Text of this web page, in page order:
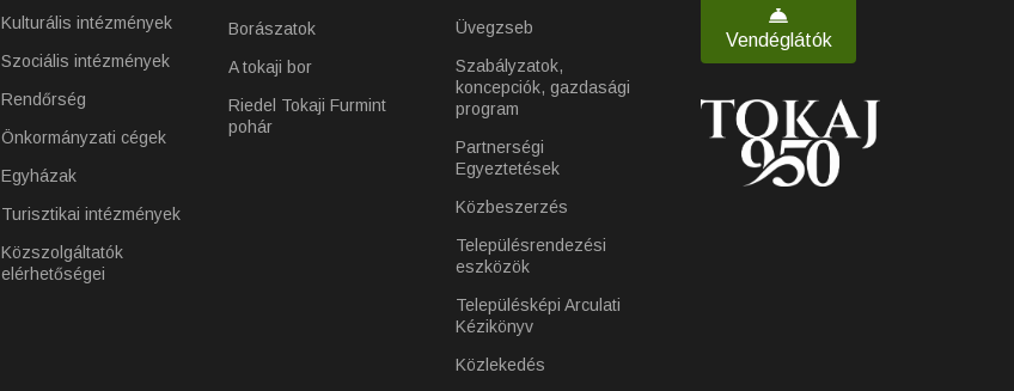
Kulturális intézmények
Szociális intézmények
Rendőrség
Önkormányzati cégek
Egyházak
Turisztikai intézmények
Közszolgáltatók
elérhetőségei
Borászatok
A tokaji bor
Riedel Tokaji Furmint
pohár
Üvegzseb
Szabályzatok,
koncepciók, gazdasági
program
Partnerségi
Egyeztetések
Közbeszerzés
Településrendezési
eszközök
Településképi Arculati
Kézikönyv
Közlekedés
Vendéglátók